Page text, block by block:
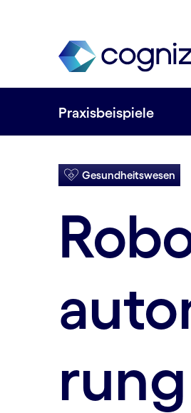
Praxisbeispiele
Gesundheits­wesen